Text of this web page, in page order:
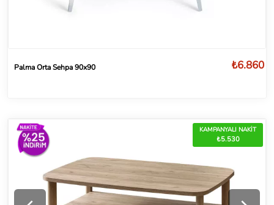
Palma Orta Sehpa 90x90 ₺6.860
KAMPANYALI NAKİT
₺5.530